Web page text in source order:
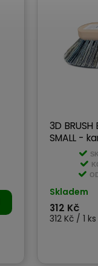
3D BRUSH
SMALL -
Skladem
312 Kč
312 Kč / 1 ks